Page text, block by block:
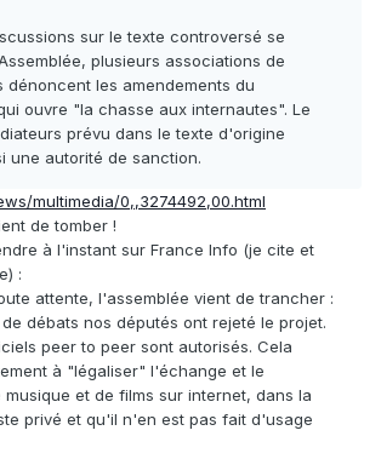
sur le texte controversé se
plusieurs associations de
dénoncent les amendements du
ouvre "la chasse aux internautes". Le
prévu dans le texte d'origine
une autorité de sanction.
multimedia/0,,3274492,00.html
de tomber !
à l'instant sur France Info (je cite et
:
attente, l'assemblée vient de trancher :
débats nos députés ont rejeté le projet.
peer to peer sont autorisés. Cela
à "légaliser" l'échange et le
et de films sur internet, dans la
privé et qu'il n'en est pas fait d'usage